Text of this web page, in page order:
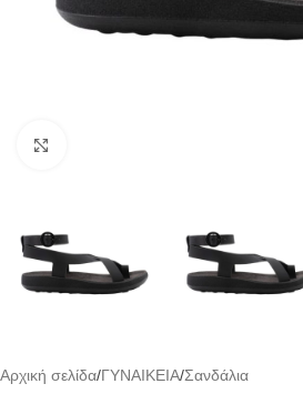
Αρχική σελίδα/ΓΥΝΑΙΚΕΙΑ/Σανδάλια